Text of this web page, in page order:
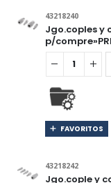
43218240
Jgo.coples y
p/
FAVORITOS
43218242
Jgo.cople y